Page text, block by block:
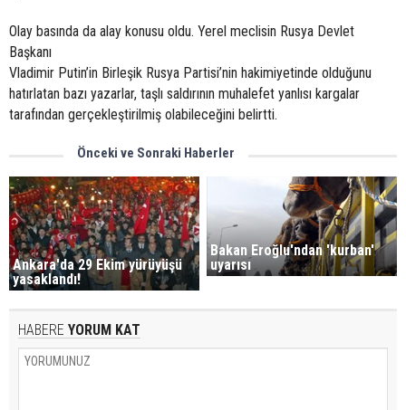
Olay basında da alay konusu oldu. Yerel meclisin Rusya Devlet
Başkanı
Vladimir Putin’in Birleşik Rusya Partisi’nin hakimiyetinde olduğunu
hatırlatan bazı yazarlar, taşlı saldırının muhalefet yanlısı kargalar
tarafından gerçekleştirilmiş olabileceğini belirtti.
Önceki ve Sonraki Haberler
Ankara'da 29 Ekim yürüyüşü
yasaklandı!
Bakan Eroğlu'ndan 'kurban'
uyarısı
HABERE YORUM KAT